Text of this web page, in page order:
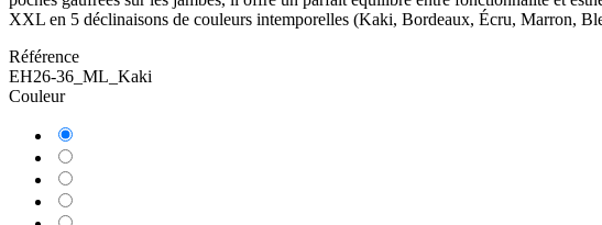
XXL en 5 déclinaisons de couleurs intemporelles (Kaki, Bordeaux, Écru, Marron,
Référence
EH26-36_ML_Kaki
Couleur